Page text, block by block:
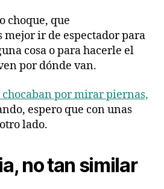
choque, que
ir de espectador para
cosa o para hacerle el
por dónde van.
chocaban por mirar piernas,
espero que con unas
lado.
no tan similar